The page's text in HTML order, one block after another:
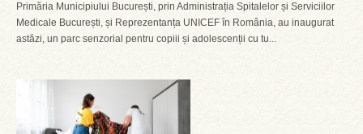
Primăria Municipiului București, prin Administrația Spitalelor și Serviciilor
Medicale București, și Reprezentanța UNICEF în România, au inaugurat
astăzi, un parc senzorial pentru copiii și adolescenții cu tu...